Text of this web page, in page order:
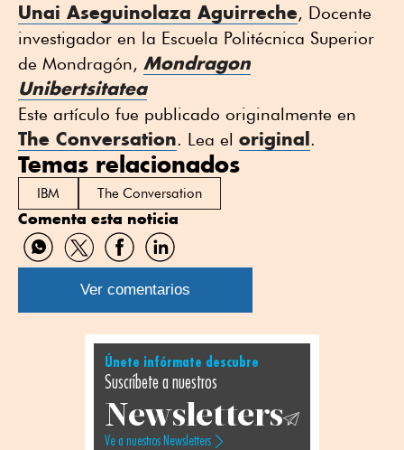
Unai Aseguinolaza Aguirreche, Docente
investigador en la Escuela Politécnica Superior
de Mondragón, Mondragon
Unibertsitatea
Este artículo fue publicado originalmente en
The Conversation. Lea el original.
Temas relacionados
IBM The Conversation
Comenta esta noticia
Compartir
por
WhatsApp
Compartir
por
Twitter
Compartir
por
Facebook
Compartir
por
Linkedin
Ver comentarios
Únete infórmate descubre
Suscríbete a nuestros
Newsletters
Ve a nuestros Newsletters